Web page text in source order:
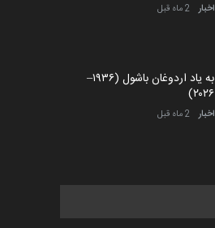
اخبار 2 ماه قبل
به یاد اردوغان باشول (۱۹۳۶–
۲۰۲۶)
اخبار 2 ماه قبل
رویداد کارگاهی کارتون و پوستر
اخبار 5 ماه قبل